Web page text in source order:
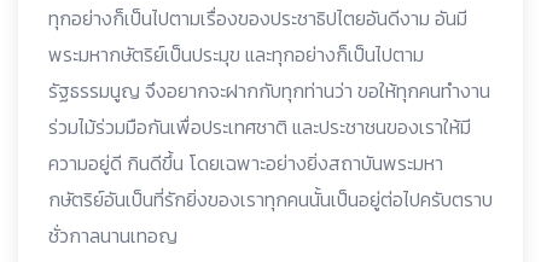
ทุกอย่างก็เป็นไปตามเรื่องของประชาธิปไตยอันดีงาม อันมี
พระมหากษัตริย์เป็นประมุข และทุกอย่างก็เป็นไปตาม
รัฐธรรมนูญ จึงอยากจะฝากกับทุกท่านว่า ขอให้ทุกคนทำงาน
ร่วมไม้ร่วมมือกันเพื่อประเทศชาติ และประชาชนของเราให้มี
ความอยู่ดี กินดีขึ้น โดยเฉพาะอย่างยิ่งสถาบันพระมหา
กษัตริย์อันเป็นที่รักยิ่งของเราทุกคนนั้นเป็นอยู่ต่อไปครับตราบ
ชั่วกาลนานเทอญ